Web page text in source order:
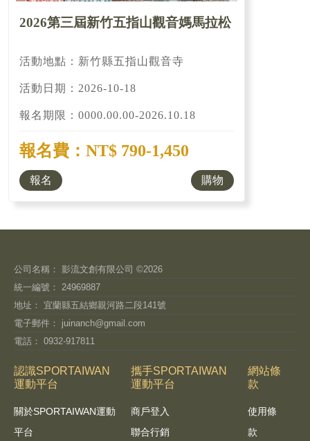
2026第三屆新竹五指山觀音媽馬拉松
活動地點：新竹縣五指山觀音寺
活動日期：2026-10-18
報名期限：0000.00.00-2026.10.18
報名費：NT$ 790-1,450
報名 購物
公司名稱： 影流文創有限公司 ©2026
統一編號： 24969887
地址： 宜蘭縣五結鄉親河路二段141號
電子郵件： juinanch@gmail.com
電話： 0932-917811
認識SPORTAIWAN
運動平台
關於SPORTAIWAN運動
平台
攜手SPORTAIWAN
運動平台
商戶登入
聯合行銷
網站條
款
使用條
款